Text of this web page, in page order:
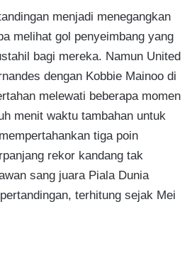
menjadi menegangkan
melihat gol penyeimbang yang
bagi mereka. Namun United
dengan Kobbie Mainoo di
melewati beberapa momen
menit waktu tambahan untuk
tiga poin
rekor kandang tak
sang juara Piala Dunia
terhitung sejak Mei